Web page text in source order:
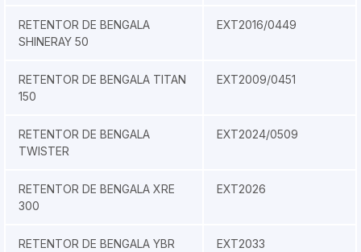
RETENTOR DE BENGALA
SHINERAY 50
EXT2016/0449
RETENTOR DE BENGALA TITAN
150
EXT2009/0451
RETENTOR DE BENGALA
TWISTER
EXT2024/0509
RETENTOR DE BENGALA XRE
300
EXT2026
RETENTOR DE BENGALA YBR EXT2033